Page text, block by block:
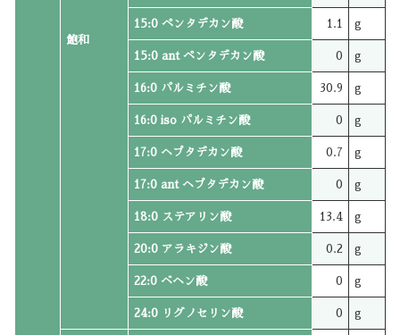
飽和
15:0 ペンタデカン酸 1.1 g
15:0 ant ペンタデカン酸 0 g
16:0 パルミチン酸 30.9 g
16:0 iso パルミチン酸 0 g
17:0 ヘプタデカン酸 0.7 g
17:0 ant ヘプタデカン酸 0 g
18:0 ステアリン酸 13.4 g
20:0 アラキジン酸 0.2 g
22:0 ベヘン酸 0 g
24:0 リグノセリン酸 0 g